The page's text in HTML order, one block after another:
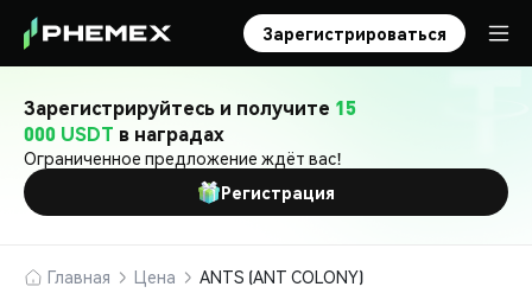
Зарегистрироваться
Зарегистрируйтесь и получите 15
000 USDT в наградах
Ограниченное предложение ждёт вас!
Регистрация
Главная Цена ANTS (ANT COLONY)